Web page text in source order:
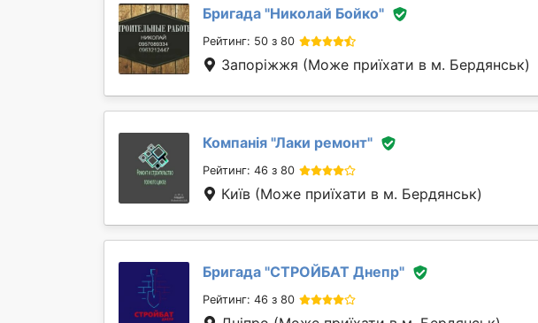
Бригада "Николай Бойко"
Рейтинг: 50 з 80
Запоріжжя (Може приїхати в м. Бердянськ)
Компанія "Лаки ремонт"
Рейтинг: 46 з 80
Київ (Може приїхати в м. Бердянськ)
Бригада "СТРОЙБАТ Днепр"
Рейтинг: 46 з 80